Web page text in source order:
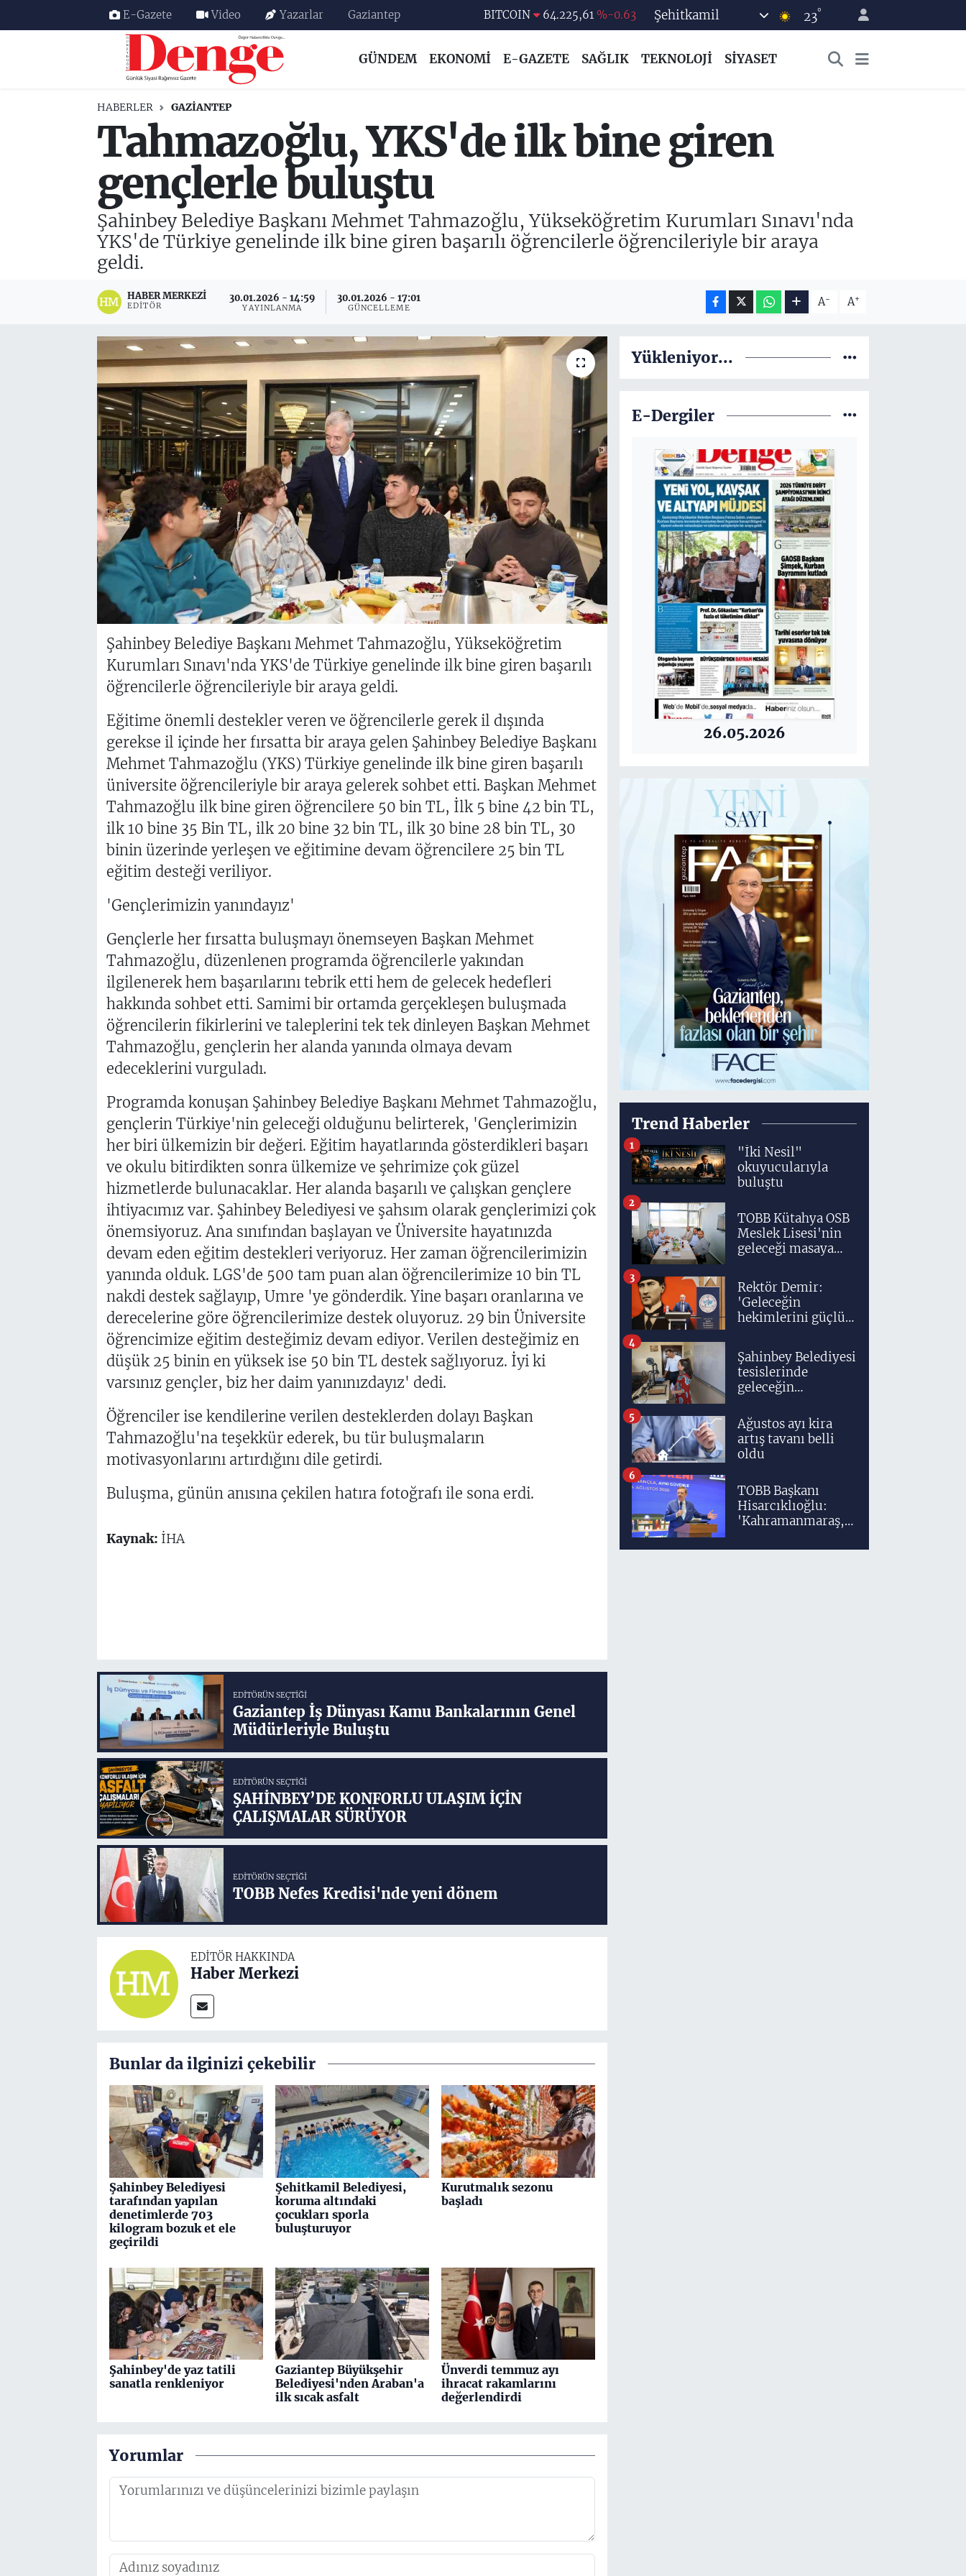
E-Gazete Video Yazarlar Gaziantep DOLAR 47,7143 %0.16
STERLİN
64,2463 %0.07
BITCOIN
64.225,61 %-0.63
Şehitkamil 23°
GÜNDEM EKONOMİ E-GAZETE SAĞLIK TEKNOLOJİ SİYASET
HABERLER GAZIANTEP
Tahmazoğlu, YKS'de ilk bine giren
gençlerle buluştu
Şahinbey Belediye Başkanı Mehmet Tahmazoğlu, Yükseköğretim Kurumları Sınavı'nda
YKS'de Türkiye genelinde ilk bine giren başarılı öğrencilerle öğrencileriyle bir araya
geldi.
HABER MERKEZI
EDITÖR
30.01.2026 - 14:59
YAYINLANMA
30.01.2026 - 17:01
GÜNCELLEME A- A+
Şahinbey Belediye Başkanı Mehmet Tahmazoğlu, Yükseköğretim
Kurumları Sınavı'nda YKS'de Türkiye genelinde ilk bine giren başarılı
öğrencilerle öğrencileriyle bir araya geldi.
Eğitime önemli destekler veren ve öğrencilerle gerek il dışında
gerekse il içinde her fırsatta bir araya gelen Şahinbey Belediye Başkanı
Mehmet Tahmazoğlu (YKS) Türkiye genelinde ilk bine giren başarılı
üniversite öğrencileriyle bir araya gelerek sohbet etti. Başkan Mehmet
Tahmazoğlu ilk bine giren öğrencilere 50 bin TL, İlk 5 bine 42 bin TL,
ilk 10 bine 35 Bin TL, ilk 20 bine 32 bin TL, ilk 30 bine 28 bin TL, 30
binin üzerinde yerleşen ve eğitimine devam öğrencilere 25 bin TL
eğitim desteği veriliyor.
'Gençlerimizin yanındayız'
Gençlerle her fırsatta buluşmayı önemseyen Başkan Mehmet
Tahmazoğlu, düzenlenen programda öğrencilerle yakından
ilgilenerek hem başarılarını tebrik etti hem de gelecek hedefleri
hakkında sohbet etti. Samimi bir ortamda gerçekleşen buluşmada
öğrencilerin fikirlerini ve taleplerini tek tek dinleyen Başkan Mehmet
Tahmazoğlu, gençlerin her alanda yanında olmaya devam
edeceklerini vurguladı.
Programda konuşan Şahinbey Belediye Başkanı Mehmet Tahmazoğlu,
gençlerin Türkiye'nin geleceği olduğunu belirterek, 'Gençlerimizin
her biri ülkemizin bir değeri. Eğitim hayatlarında gösterdikleri başarı
ve okulu bitirdikten sonra ülkemize ve şehrimize çok güzel
hizmetlerde bulunacaklar. Her alanda başarılı ve çalışkan gençlere
ihtiyacımız var. Şahinbey Belediyesi ve şahsım olarak gençlerimizi çok
önemsiyoruz. Ana sınıfından başlayan ve Üniversite hayatınızda
devam eden eğitim destekleri veriyoruz. Her zaman öğrencilerimizin
yanında olduk. LGS'de 500 tam puan alan öğrencilerimize 10 bin TL
nakdi destek sağlayıp, Umre 'ye gönderdik. Yine başarı oranlarına ve
derecelerine göre öğrencilerimize destek oluyoruz. 29 bin Üniversite
öğrencimize eğitim desteğimiz devam ediyor. Verilen desteğimiz en
düşük 25 binin en yüksek ise 50 bin TL destek sağlıyoruz. İyi ki
varsınız gençler, biz her daim yanınızdayız' dedi.
Öğrenciler ise kendilerine verilen desteklerden dolayı Başkan
Tahmazoğlu'na teşekkür ederek, bu tür buluşmaların
motivasyonlarını artırdığını dile getirdi.
Buluşma, günün anısına çekilen hatıra fotoğrafı ile sona erdi.
Kaynak: İHA
EDITÖRÜN SEÇTIĞI
Gaziantep İş Dünyası Kamu Bankalarının Genel
Müdürleriyle Buluştu
EDITÖRÜN SEÇTIĞI
ŞAHİNBEY’DE KONFORLU ULAŞIM İÇİN
ÇALIŞMALAR SÜRÜYOR
EDITÖRÜN SEÇTIĞI
TOBB Nefes Kredisi'nde yeni dönem
EDITÖR HAKKINDA
Haber Merkezi
Bunlar da ilginizi çekebilir
Şahinbey Belediyesi
tarafından yapılan
denetimlerde 703
kilogram bozuk et ele
geçirildi
Şehitkamil Belediyesi,
koruma altındaki
çocukları sporla
buluşturuyor
Kurutmalık sezonu
başladı
Şahinbey'de yaz tatili
sanatla renkleniyor
Gaziantep Büyükşehir
Belediyesi'nden Araban'a
ilk sıcak asfalt
Ünverdi temmuz ayı
ihracat rakamlarını
değerlendirdi
Yorumlar
Yükleniyor...
E-Dergiler
26.05.2026
Trend Haberler
"İki Nesil"
okuyucularıyla
buluştu
1
TOBB Kütahya OSB
Meslek Lisesi'nin
geleceği masaya
2
Rektör Demir:
'Geleceğin
hekimlerini güçlü
klinik altyapıyla
yetiştiriyoruz'
3
Şahinbey Belediyesi
tesislerinde
geleceğin
teknolojiyle
yetişiyor
4
Ağustos ayı kira
artış tavanı belli
oldu
5
TOBB Başkanı
Hisarcıklıoğlu:
'Kahramanmaraş,
Türkiye
6
Nöbetçi Eczaneler
Trafik Durumu
Süper Lig Puan Durumu ve Fikstür
Tüm Manşetler
Son Dakika Haberleri
Haber Arşivi